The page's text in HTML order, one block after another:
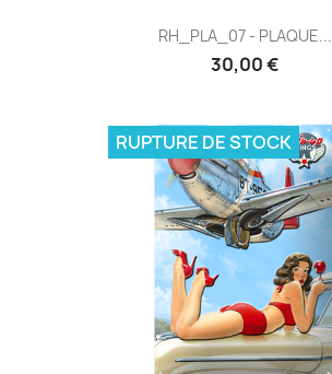
RH_PLA_07 - PLAQUE...
30,00 €
RUPTURE DE STOCK